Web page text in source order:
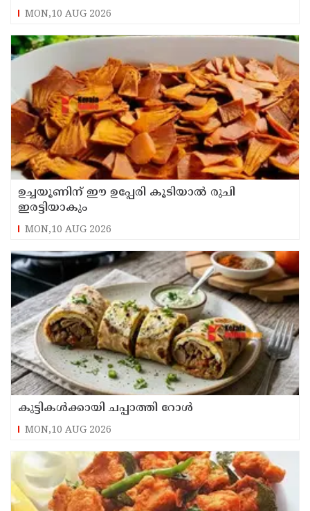
MON,10 AUG 2026
ഉച്ചയൂണിന് ഈ ഉപ്പേരി കൂടിയാൽ രുചി
ഇരട്ടിയാകും
MON,10 AUG 2026
കുട്ടികൾക്കായി ചപ്പാത്തി റോൾ
MON,10 AUG 2026